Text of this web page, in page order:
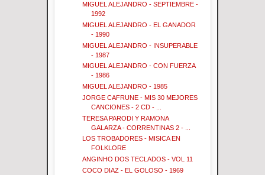
MIGUEL ALEJANDRO - SEPTIEMBRE -
1992
MIGUEL ALEJANDRO - EL GANADOR
- 1990
MIGUEL ALEJANDRO - INSUPERABLE
- 1987
MIGUEL ALEJANDRO - CON FUERZA
- 1986
MIGUEL ALEJANDRO - 1985
JORGE CAFRUNE - MIS 30 MEJORES
CANCIONES - 2 CD - ...
TERESA PARODI Y RAMONA
GALARZA - CORRENTINAS 2 - ...
LOS TROBADORES - MISICA EN
FOLKLORE
ANGINHO DOS TECLADOS - VOL 11
COCO DIAZ - EL GOLOSO - 1969